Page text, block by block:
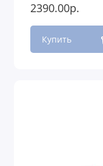
2390.00р.
Купить